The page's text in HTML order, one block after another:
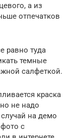
а из
отпечатков
равно туда
темные
салфеткой.
краска
не надо
на демо
с